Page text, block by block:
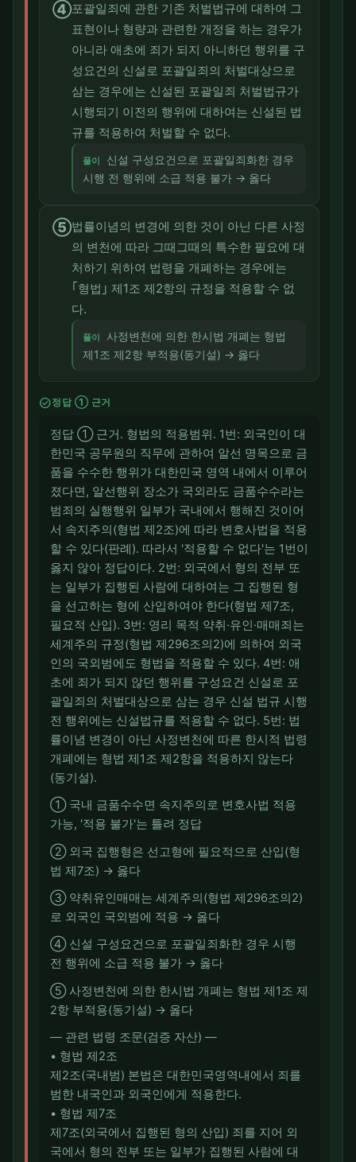
④포괄일죄에 관한 기존 처벌법규에 대하여 그
표현이나 형량과 관련한 개정을 하는 경우가
아니라 애초에 죄가 되지 아니하던 행위를 구
성요건의 신설로 포괄일죄의 처벌대상으로
삼는 경우에는 신설된 포괄일죄 처벌법규가
시행되기 이전의 행위에 대하여는 신설된 법
규를 적용하여 처벌할 수 없다.
풀이
신설 구성요건으로 포괄일죄화한 경우
시행 전 행위에 소급 적용 불가 → 옳다
⑤법률이념의 변경에 의한 것이 아닌 다른 사정
의 변천에 따라 그때그때의 특수한 필요에 대
처하기 위하여 법령을 개폐하는 경우에는
｢형법｣ 제1조 제2항의 규정을 적용할 수 없
다.
풀이
사정변천에 의한 한시법 개폐는 형법
제1조 제2항 부적용(동기설) → 옳다
check_circle정답 ① 근거
정답 ① 근거. 형법의 적용범위. 1번: 외국인이 대
한민국 공무원의 직무에 관하여 알선 명목으로 금
품을 수수한 행위가 대한민국 영역 내에서 이루어
졌다면, 알선행위 장소가 국외라도 금품수수라는
범죄의 실행행위 일부가 국내에서 행해진 것이어
서 속지주의(형법 제2조)에 따라 변호사법을 적용
할 수 있다(판례). 따라서 '적용할 수 없다'는 1번이
옳지 않아 정답이다. 2번: 외국에서 형의 전부 또
는 일부가 집행된 사람에 대하여는 그 집행된 형
을 선고하는 형에 산입하여야 한다(형법 제7조,
필요적 산입). 3번: 영리 목적 약취·유인·매매죄는
세계주의 규정(형법 제296조의2)에 의하여 외국
인의 국외범에도 형법을 적용할 수 있다. 4번: 애
초에 죄가 되지 않던 행위를 구성요건 신설로 포
괄일죄의 처벌대상으로 삼는 경우 신설 법규 시행
전 행위에는 신설법규를 적용할 수 없다. 5번: 법
률이념 변경이 아닌 사정변천에 따른 한시적 법령
개폐에는 형법 제1조 제2항을 적용하지 않는다
(동기설).
① 국내 금품수수면 속지주의로 변호사법 적용
가능, '적용 불가'는 틀려 정답
② 외국 집행형은 선고형에 필요적으로 산입(형
법 제7조) → 옳다
③ 약취유인매매는 세계주의(형법 제296조의2)
로 외국인 국외범에 적용 → 옳다
④ 신설 구성요건으로 포괄일죄화한 경우 시행
전 행위에 소급 적용 불가 → 옳다
⑤ 사정변천에 의한 한시법 개폐는 형법 제1조 제
2항 부적용(동기설) → 옳다
― 관련 법령 조문(검증 자산) ―
• 형법 제2조
제2조(국내범) 본법은 대한민국영역내에서 죄를
범한 내국인과 외국인에게 적용한다.
• 형법 제7조
제7조(외국에서 집행된 형의 산입) 죄를 지어 외
국에서 형의 전부 또는 일부가 집행된 사람에 대